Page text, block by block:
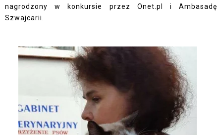
nagrodzony w konkursie przez Onet.pl i Ambasadę
Szwajcarii.